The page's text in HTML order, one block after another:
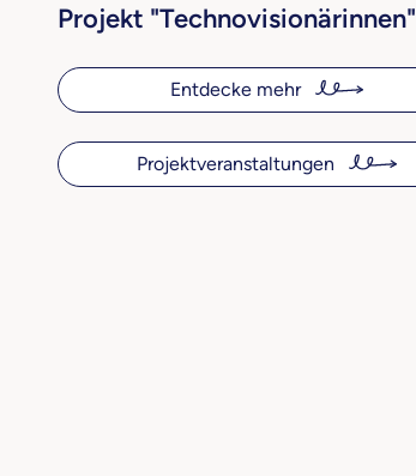
Projekt "Technovisionärinnen"
Entdecke mehr
Projektveranstaltungen